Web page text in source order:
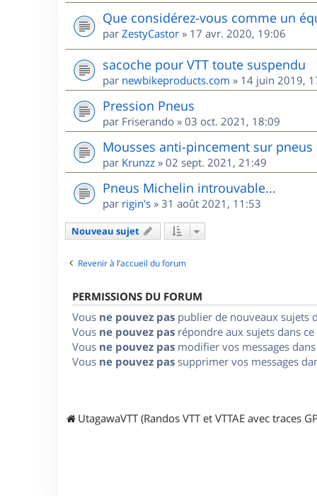
Que considérez-vous comme un
par ZestyCastor » 17 avr. 2020, 19:06
sacoche pour VTT toute suspendu
par newbikeproducts.com » 14 juin 2019,
Pression Pneus
par Friserando » 03 oct. 2021, 18:09
Mousses anti-pincement sur pneus
par Krunzz » 02 sept. 2021, 21:49
Pneus Michelin introuvable...
par rigin's » 31 août 2021, 11:53
Nouveau sujet
Revenir à l’accueil du forum
PERMISSIONS DU FORUM
Vous ne pouvez pas publier de nouveaux sujets
Vous ne pouvez pas répondre aux sujets dans
Vous ne pouvez pas modifier vos messages
Vous ne pouvez pas supprimer vos messages
UtagawaVTT (Randos VTT et VTTAE avec traces